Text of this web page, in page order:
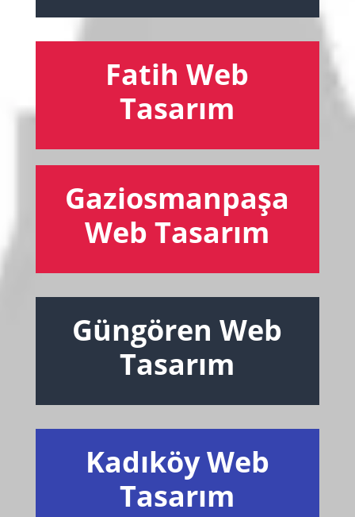
Fatih Web
Tasarım
Gaziosmanpaşa
Web Tasarım
Güngören Web
Tasarım
Kadıköy Web
Tasarım